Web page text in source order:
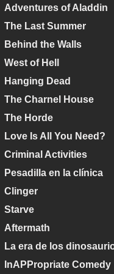
Adventures of Aladdin
The Last Summer
Behind the Walls
West of Hell
Hanging Dead
The Charnel House
The Horde
Love Is All You Need?
Criminal Activities
Pesadilla en la clínica
Clinger
Starve
Aftermath
La era de los
InAPPropriate Comedy